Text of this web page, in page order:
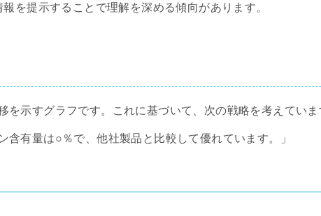
を提示することで理解を深める傾向があります。
を示すグラフです。これに基づいて、次の戦略を考えてい
含有量は○％で、他社製品と比較して優れています。」